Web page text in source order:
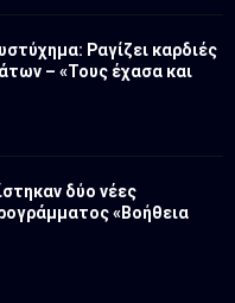
Ραγίζει καρδιές
– «Τους έχασα και
δύο νέες
«Βοήθεια